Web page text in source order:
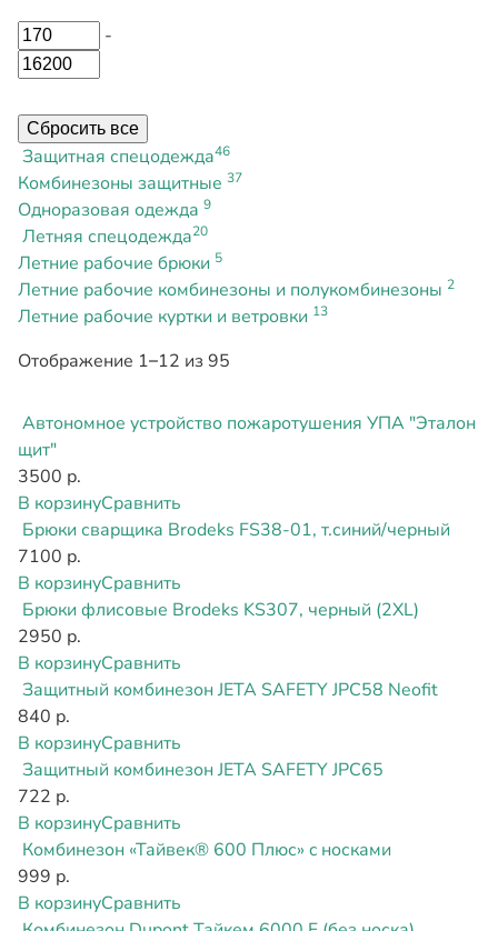
-
Сбросить все
Защитная спецодежда46
Комбинезоны защитные 37
Одноразовая одежда 9
Летняя спецодежда20
Летние рабочие брюки 5
Летние рабочие комбинезоны и полукомбинезоны 2
Летние рабочие куртки и ветровки 13
Отображение 1–12 из 95
Автономное устройство пожаротушения УПА "Эталон
щит"
3500 р.
В корзинуСравнить
Брюки сварщика Brodeks FS38-01, т.синий/черный
7100 р.
В корзинуСравнить
Брюки флисовые Brodeks KS307, черный (2XL)
2950 р.
В корзинуСравнить
Защитный комбинезон JETA SAFETY JPC58 Neofit
840 р.
В корзинуСравнить
Защитный комбинезон JETA SAFETY JPC65
722 р.
В корзинуСравнить
Комбинезон «Тайвек® 600 Плюс» c носками
999 р.
В корзинуСравнить